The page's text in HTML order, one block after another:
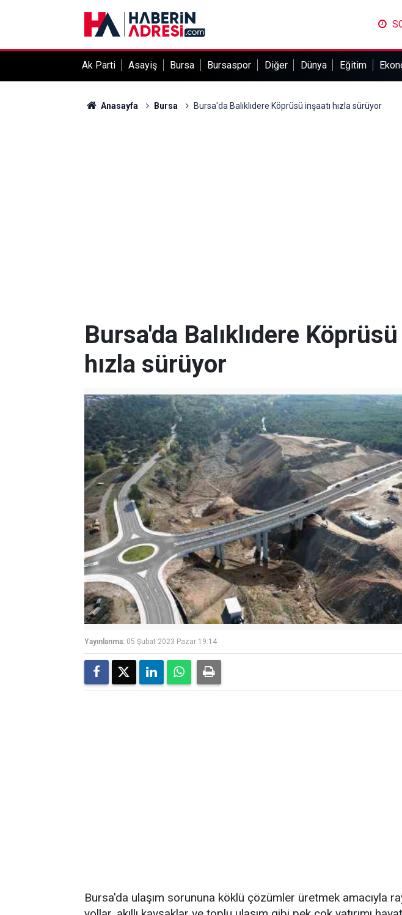
Ak Parti Asayiş Bursa Bursaspor Diğer Dünya Eğitim
Anasayfa Bursa Bursa'da Balıklıdere Köprüsü inşaatı hızla sürüyor
Bursa'da Balıklıdere
hızla sürüyor
Yayınlanma: 05 Şubat 2023 Pazar 19:14
Bursa'da ulaşım sorununa köklü çözümler üretmek amacıyla